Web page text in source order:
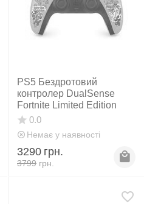
PS5 Бездротовий
контролер DualSense
Fortnite Limited Edition
0.0
Немає у наявності
3799 грн.
3290 грн.